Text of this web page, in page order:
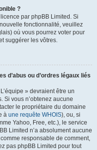
?
par phpBB Limited. Si
fonctionnalité, veuillez
où vous pourrez voter pour
suggérer les vôtres.
d’abus ou d’ordres légaux liés
» devraient être un
Si vous n’obtenez aucune
le propriétaire du domaine
à une requête WHOIS), ou, si
Yahoo, Free, etc.), le service
Limited n’a absolument aucune
responsable de comment,
pas phpBB Limited pour tout